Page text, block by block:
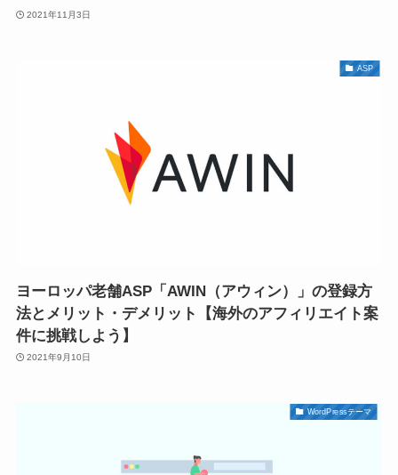
2021年11月3日
ASP
ヨーロッパ老舗ASP「AWIN（アウィン）」の登録方
法とメリット・デメリット【海外のアフィリエイト案
件に挑戦しよう】
2021年9月10日
WordPressテーマ